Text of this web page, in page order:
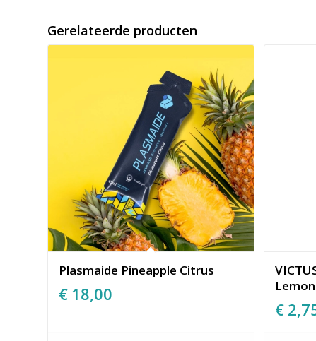
Gerelateerde producten
Plasmaide Pineapple Citrus
€ 18,00
Lemon
€